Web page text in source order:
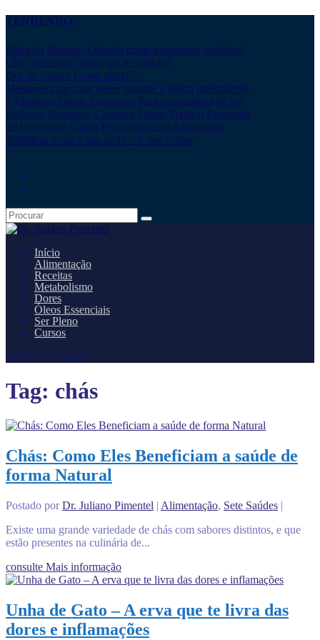
TENDENDO:
Dieta da Banana: Entenda como emagrecer saudável
Olho tremendo: quais são as causas?
Dor de cabeça Como aliviar?
Melhores chás para beber durante o jejum intermitente
5 Melhores Óleos Essenciais Para queimadura de sol
Refluxo: Sintomas, Causas e Como Tratar o Problema
20 Formas de Como Perder Gordura Abdominal
Substituir arroz e macarrão – o que comer
Início
Alimentação
Receitas
Metabolismo
Dores
Óleos Essenciais
Ser Pleno
Cursos
Selecione a página
Tag: chás
Chás: Como Eles Beneficiam a saúde de
forma Natural
Postado porDr. Juliano Pimentel | Alimentação, Sete Saúdes |
Existe uma grande variedade de chás com sabores distintos, e que
estão presentes na culinária de...
consulte Mais informação
Unha de Gato – A erva que te livra das
dores e inflamações